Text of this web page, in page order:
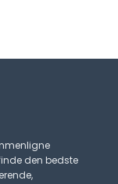
den bedste